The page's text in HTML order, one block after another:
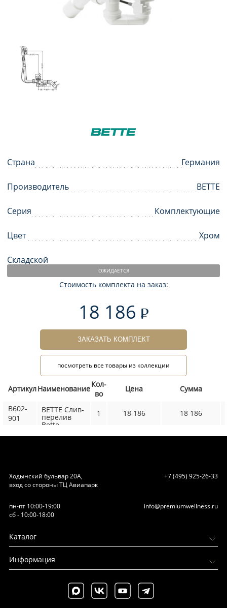
Страна Германия
Производитель BETTE
Серия Комплектующие
Цвет Хром
Складской
ОЖИДАЕТСЯ
Стоимость комплекта на заказ:
18 186
ЗАКАЗАТЬ КОМПЛЕКТ
посмотреть все товары из коллекции
АртикулНаименованиеКол-
во
Цена Сумма
B602-
901
BETTE Слив-
перелив
Bette
1 18 186 18 186
Ходынский бульвар 20А,
вход со стороны ТЦ Авиапарк
+7 (495) 925-26-33
пн-пт 10:00-19:00
сб - 10:00-18:00
info@premiumwellness.ru
Каталог
Информация